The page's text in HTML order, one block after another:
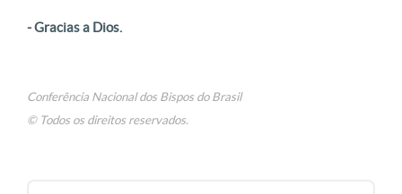
- Gracias a Dios.
Conferência Nacional dos Bispos do Brasil
© Todos os direitos reservados.